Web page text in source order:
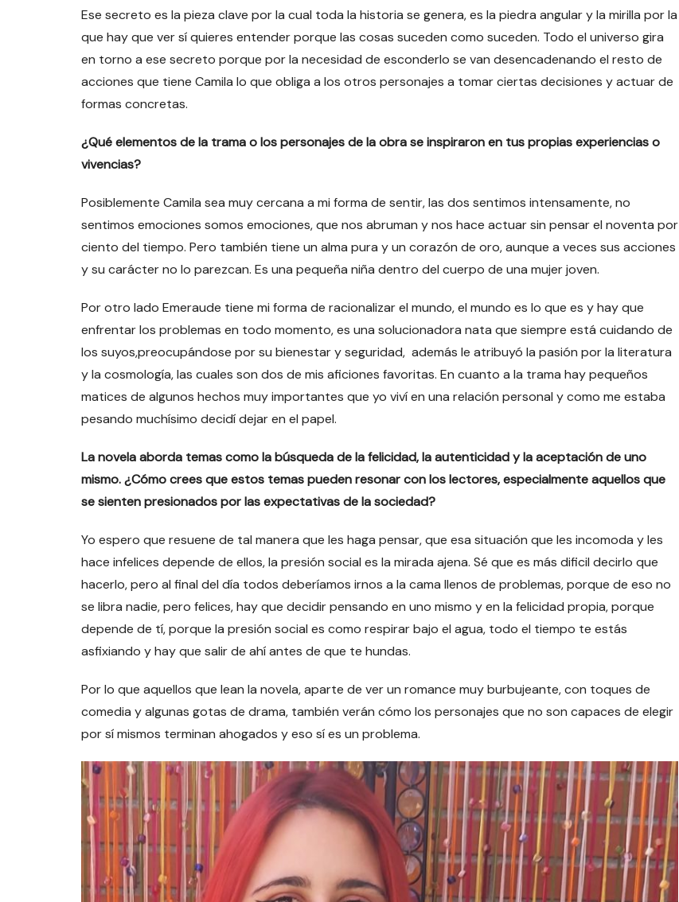
Ese secreto es la pieza clave por la cual toda la historia se genera, es la piedra angular y la mirilla por la
que hay que ver sí quieres entender porque las cosas suceden como suceden. Todo el universo gira
en torno a ese secreto porque por la necesidad de esconderlo se van desencadenando el resto de
acciones que tiene Camila lo que obliga a los otros personajes a tomar ciertas decisiones y actuar de
formas concretas.
¿Qué elementos de la trama o los personajes de la obra se inspiraron en tus propias experiencias o
vivencias?
Posiblemente Camila sea muy cercana a mi forma de sentir, las dos sentimos intensamente, no
sentimos emociones somos emociones, que nos abruman y nos hace actuar sin pensar el noventa por
ciento del tiempo. Pero también tiene un alma pura y un corazón de oro, aunque a veces sus acciones
y su carácter no lo parezcan. Es una pequeña niña dentro del cuerpo de una mujer joven.
Por otro lado Emeraude tiene mi forma de racionalizar el mundo, el mundo es lo que es y hay que
enfrentar los problemas en todo momento, es una solucionadora nata que siempre está cuidando de
los suyos,preocupándose por su bienestar y seguridad, además le atribuyó la pasión por la literatura
y la cosmología, las cuales son dos de mis aficiones favoritas. En cuanto a la trama hay pequeños
matices de algunos hechos muy importantes que yo viví en una relación personal y como me estaba
pesando muchísimo decidí dejar en el papel.
La novela aborda temas como la búsqueda de la felicidad, la autenticidad y la aceptación de uno
mismo. ¿Cómo crees que estos temas pueden resonar con los lectores, especialmente aquellos que
se sienten presionados por las expectativas de la sociedad?
Yo espero que resuene de tal manera que les haga pensar, que esa situación que les incomoda y les
hace infelices depende de ellos, la presión social es la mirada ajena. Sé que es más dificil decirlo que
hacerlo, pero al final del día todos deberíamos irnos a la cama llenos de problemas, porque de eso no
se libra nadie, pero felices, hay que decidir pensando en uno mismo y en la felicidad propia, porque
depende de tí, porque la presión social es como respirar bajo el agua, todo el tiempo te estás
asfixiando y hay que salir de ahí antes de que te hundas.
Por lo que aquellos que lean la novela, aparte de ver un romance muy burbujeante, con toques de
comedia y algunas gotas de drama, también verán cómo los personajes que no son capaces de elegir
por sí mismos terminan ahogados y eso sí es un problema.